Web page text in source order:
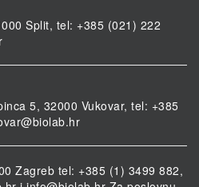
Split, tel: +385 (021) 222
5, 32000 Vukovar, tel: +385
Zagreb tel: +385 (1) 3499 882,